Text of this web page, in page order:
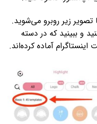
تصویر زیر روبرو می­‌شوید.
و ببینید که در دسته­‌
آماده کرده­‌اند.